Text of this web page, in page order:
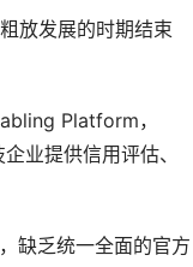
放发展的时期结束
Platform，
业提供信用评估、
缺乏统一全面的官方